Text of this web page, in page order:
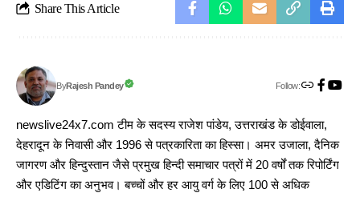
Share This Article
ByRajesh Pandey Follow:
newslive24x7.com टीम के सदस्य राजेश पांडेय, उत्तराखंड के डोईवाला,
देहरादून के निवासी और 1996 से पत्रकारिता का हिस्सा। अमर उजाला, दैनिक
जागरण और हिन्दुस्तान जैसे प्रमुख हिन्दी समाचार पत्रों में 20 वर्षों तक रिपोर्टिंग
और एडिटिंग का अनुभव। बच्चों और हर आयु वर्ग के लिए 100 से अधिक